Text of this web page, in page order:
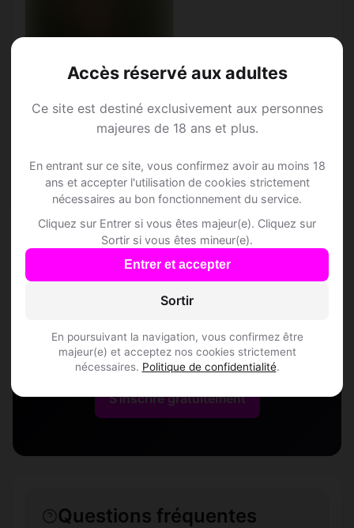
Accès réservé aux adultes
Ce site est destiné exclusivement aux personnes
majeures de 18 ans et plus.
En entrant sur ce site, vous confirmez avoir au moins 18
ans et accepter l'utilisation de cookies strictement
nécessaires au bon fonctionnement du service.
Cliquez sur Entrer si vous êtes majeur(e). Cliquez sur
Sortir si vous êtes mineur(e).
Entrer et accepter
Sortir
En poursuivant la navigation, vous confirmez être
majeur(e) et acceptez nos cookies strictement
nécessaires. Politique de confidentialité.
Vierge • Opticien
Alix • Rhône
Speed Dating à Alix
alentours !
S'inscrire gratuitement
Questions fréquentes